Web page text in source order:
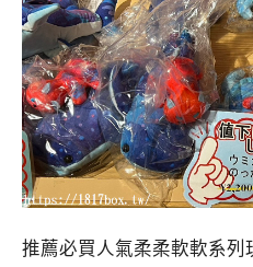
推薦必買人氣柔柔軟軟系列